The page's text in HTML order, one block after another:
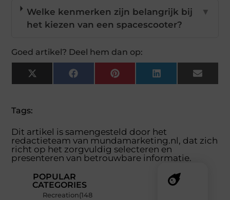
Welke kenmerken zijn belangrijk bij
het kiezen van een spacescooter?
▼
Goed artikel? Deel hem dan op:
X
(Twitter)
FacebookPinterestLinkedInEmail
Tags:
Dit artikel is samengesteld door het
redactieteam van mundamarketing.nl, dat zich
richt op het zorgvuldig selecteren en
presenteren van betrouwbare informatie.
POPULAR
CATEGORIES
Recreation(148